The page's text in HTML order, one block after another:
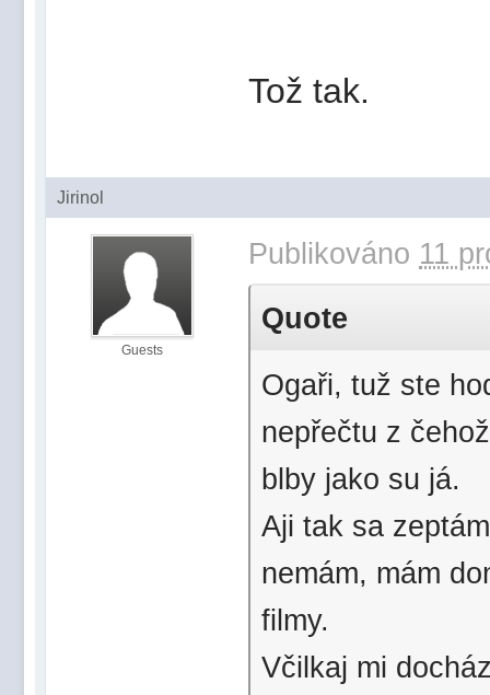
Tož tak.
Jirinol
Guests
Publikováno 11
Quote
Ogaři, tuž ste
nepřečtu z
blby jako su já.
Aji tak sa
nemám, mám
filmy.
Včilkaj mi